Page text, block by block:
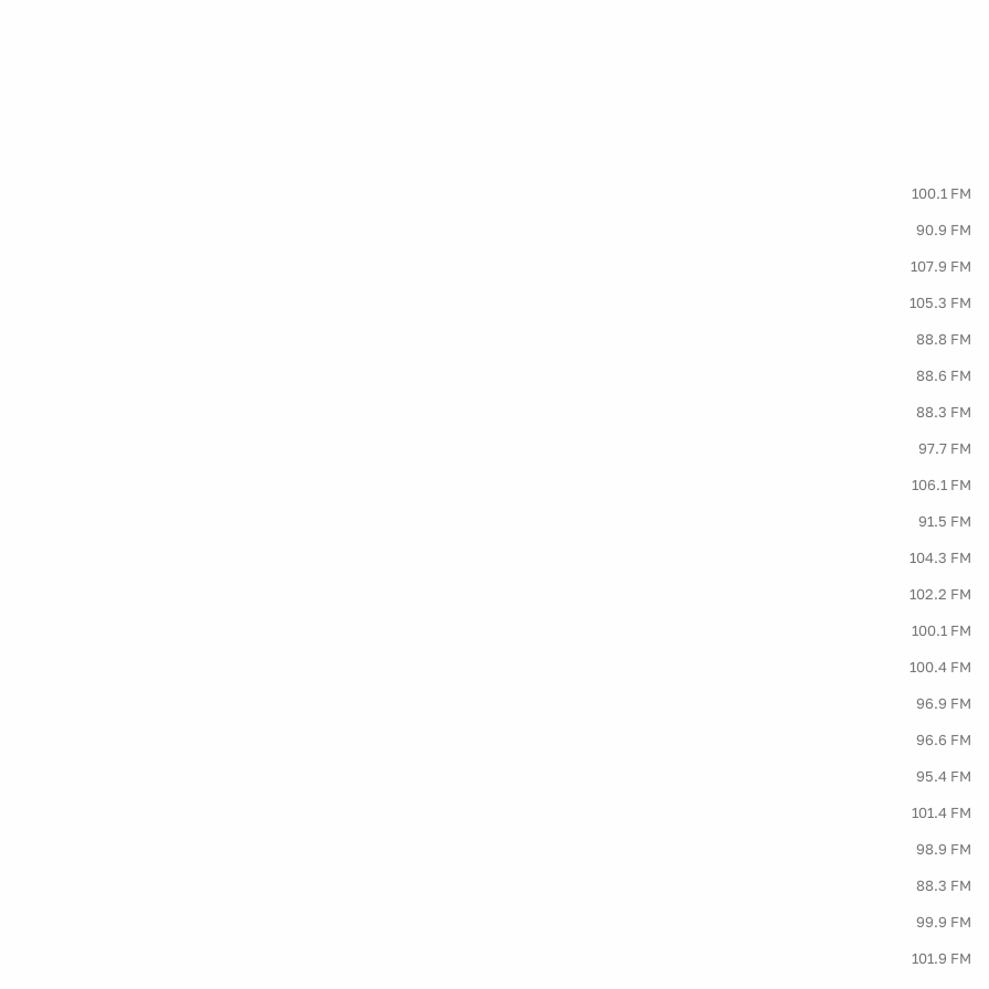
100.1 FM
90.9 FM
107.9 FM
105.3 FM
88.8 FM
88.6 FM
88.3 FM
97.7 FM
106.1 FM
91.5 FM
104.3 FM
102.2 FM
100.1 FM
100.4 FM
96.9 FM
96.6 FM
95.4 FM
101.4 FM
98.9 FM
88.3 FM
99.9 FM
101.9 FM